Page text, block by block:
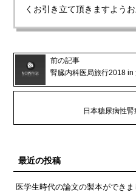
くお引き立て頂きますよう
前の記事
腎臓内科医局旅行2018 in
日本糖尿病性腎
最近の投稿
医学生時代の論文の製本ができ